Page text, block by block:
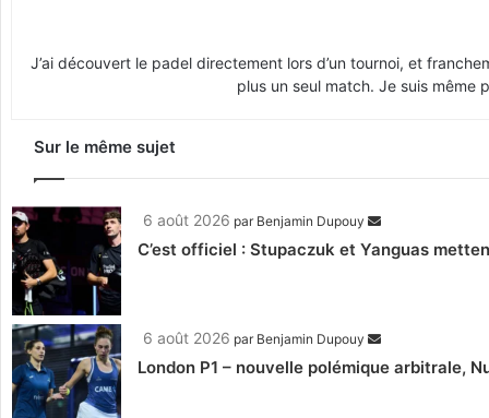
J’ai découvert le padel directement lors d’un tournoi, et
plus un seul match. Je suis même
Sur le même sujet
6 août 2026 par Benjamin Dupouy
C’est officiel : Stupaczuk et Yanguas
6 août 2026 par Benjamin Dupouy
London P1 – nouvelle polémique arbitrale,